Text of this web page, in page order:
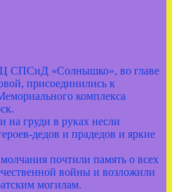
СПСиД «Солнышко», во главе
присоединились к
комплекса
на груди в руках несли
дедов и прадедов и яркие
почтили память о всех
войны и возложили
могилам.